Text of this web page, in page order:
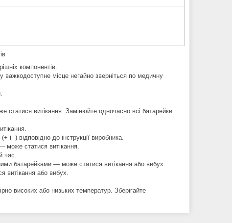
компонентів.
важкодоступне місце негайно зверніться по медичну
статися витікання. Замінюйте одночасно всі батарейки
-) відповідно до інструкції виробника.
може статися витікання.
час.
батарейками — може статися витікання або вибух.
витікання або вибух.
високих або низьких температур. Зберігайте